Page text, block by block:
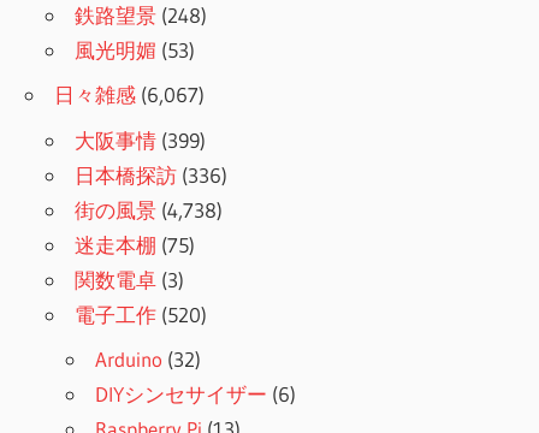
鉄路望景 (248)
風光明媚 (53)
日々雑感 (6,067)
大阪事情 (399)
日本橋探訪 (336)
街の風景 (4,738)
迷走本棚 (75)
関数電卓 (3)
電子工作 (520)
Arduino (32)
DIYシンセサイザー (6)